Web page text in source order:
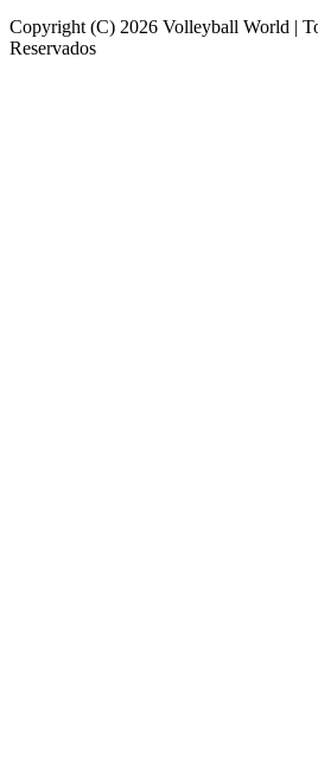
Copyright (C) 2026 Volleyball World |
Reservados